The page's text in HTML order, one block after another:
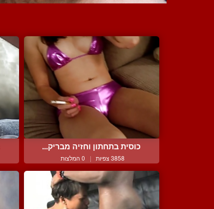
כוסית בתחתון וחזיה מבריק...
3858 צפיות | 0 המלצות